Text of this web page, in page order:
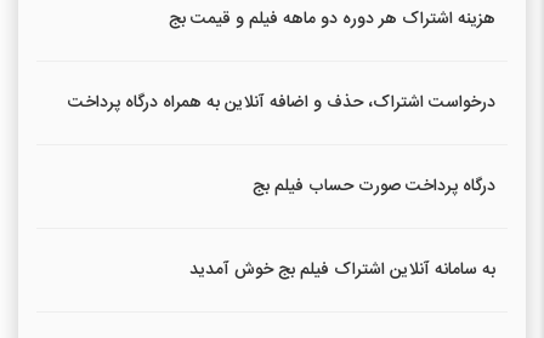
هزینه اشتراک هر دوره دو ماهه فیلم و قیمت بج
درخواست اشتراک، حذف و اضافه آنلاین به همراه درگاه پرداخت
درگاه پرداخت صورت حساب فیلم بج
به سامانه آنلاین اشتراک فیلم بج خوش آمدید